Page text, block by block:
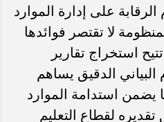
على إدارة الموارد
لا تقتصر فوائدها
استخراج تقارير
الدقيق يساهم
يضمن استدامة الموارد
لقطاع التعليم